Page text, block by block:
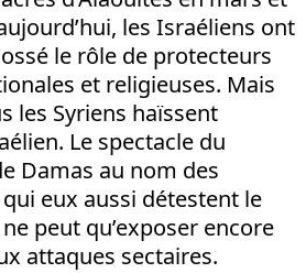
les Israéliens ont
le rôle de protecteurs
et religieuses. Mais
les Syriens haïssent
Le spectacle du
Damas au nom des
qui eux aussi détestent le
peut qu’exposer encore
attaques sectaires.